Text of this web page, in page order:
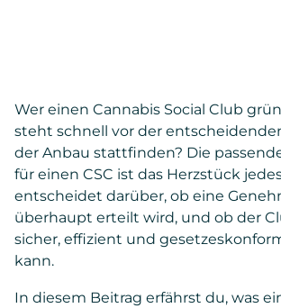
Wer einen Cannabis Social Club
steht schnell vor der
der Anbau stattfinden? Die
für einen CSC ist das Herzstück
entscheidet darüber, ob eine
überhaupt erteilt wird, und ob der
sicher, effizient und
kann.
In diesem Beitrag erfährst du, was